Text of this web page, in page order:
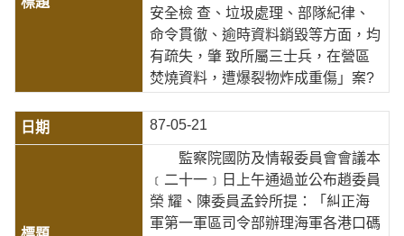
安全檢 查、垃圾處理、部隊紀律、
命令貫徹、逾時資料銷毀等方面，均
有疏失，肇 致所屬三士兵，在營區
焚燒資料，遭爆裂物炸成重傷」案?
87-05-21
監察院國防及情報委員會會議本
﹝二十一﹞日上午通過並公布趙委員
榮 耀、陳委員孟鈴所提：「糾正海
軍第一軍區司令部辦理海軍各港口碼